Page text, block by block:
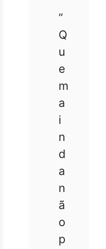
“
Q
u
e
m
a
i
n
d
a
n
ã
o
p